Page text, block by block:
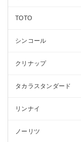
TOTO
シンコール
クリナップ
タカラスタンダード
リンナイ
ノーリツ